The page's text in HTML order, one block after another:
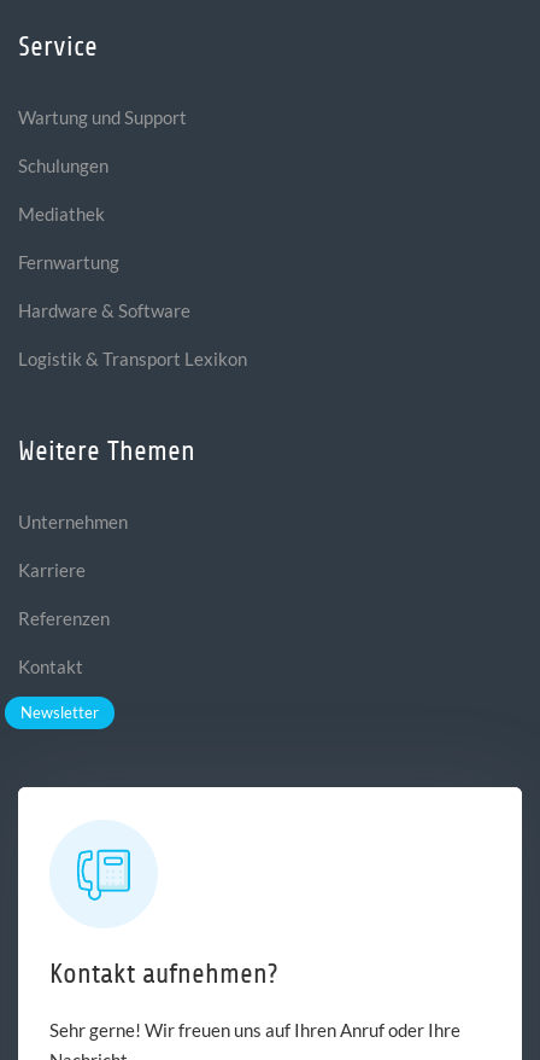
Service
Wartung und Support
Schulungen
Mediathek
Fernwartung
Hardware & Software
Logistik & Transport Lexikon
Weitere Themen
Unternehmen
Karriere
Referenzen
Kontakt
Newsletter
Kontakt aufnehmen?
Sehr gerne! Wir freuen uns auf Ihren Anruf oder Ihre